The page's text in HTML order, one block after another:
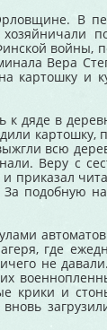
В
войны,
Вера
картошку и
к дяде в
картошку,
всю
Веру с
приказал
подобную
где
не
крики и